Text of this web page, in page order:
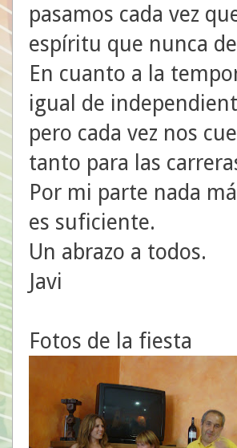
pasamos cada vez
espíritu que nunca
En cuanto a la
igual de
pero cada vez nos
tanto para las
Por mi parte nada
es suficiente.
Un abrazo a todos.
Javi
Fotos de la fiesta